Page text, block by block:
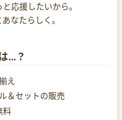
応援したいから。
なたらしく。
…？
え
＆セットの販売
料